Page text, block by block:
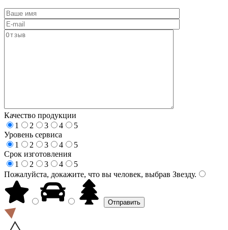
Качество продукции
1
2 3 4
5
Уровень сервиса
1
2 3 4
5
Срок изготовления
1
2 3 4
5
Пожалуйста, докажите, что вы человек, выбрав Звезду.